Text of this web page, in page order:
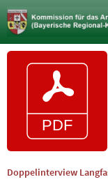
Doppelinterview